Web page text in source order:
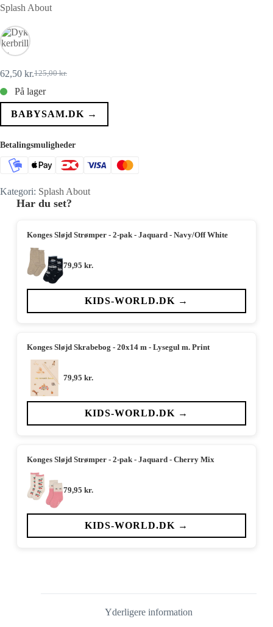
Splash About
125,00kr.
Den
oprindelige
pris
var:
62,50 kr.Den
aktuelle
pris
er:
På lager
BABYSAM.DK →
Betalingsmuligheder
Kategori: Splash About
Har du set?
Konges Sløjd Strømper - 2-pak - Jaquard - Navy/Off White
79,95 kr.
KIDS-WORLD.DK →
Konges Sløjd Skrabebog - 20x14 m - Lysegul m. Print
79,95 kr.
KIDS-WORLD.DK →
Konges Sløjd Strømper - 2-pak - Jaquard - Cherry Mix
79,95 kr.
KIDS-WORLD.DK →
Yderligere information